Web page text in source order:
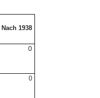
Nach 1938
0
0